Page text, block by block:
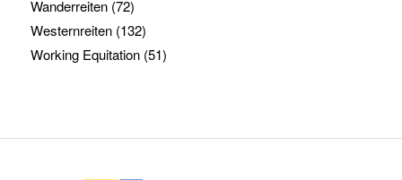
Wanderreiten(72)
Westernreiten(132)
Working Equitation(51)